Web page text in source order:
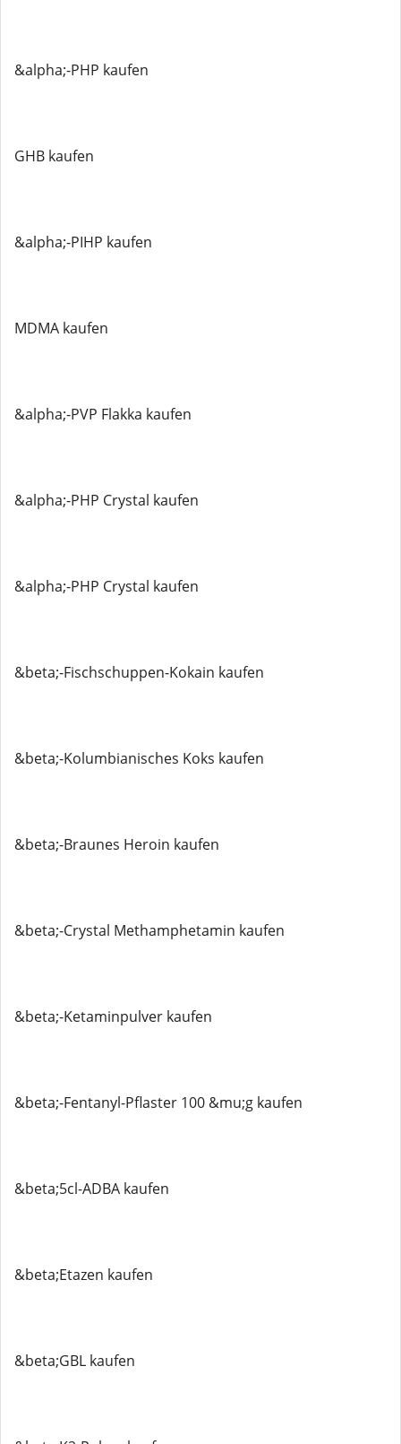
&alpha;-PHP kaufen
GHB kaufen
&alpha;-PIHP kaufen
MDMA kaufen
&alpha;-PVP Flakka kaufen
&alpha;-PHP Crystal kaufen
&alpha;-PHP Crystal kaufen
&beta;-Fischschuppen-Kokain kaufen
&beta;-Kolumbianisches Koks kaufen
&beta;-Braunes Heroin kaufen
&beta;-Crystal Methamphetamin kaufen
&beta;-Ketaminpulver kaufen
&beta;-Fentanyl-Pflaster 100 &mu;g kaufen
&beta;5cl-ADBA kaufen
&beta;Etazen kaufen
&beta;GBL kaufen